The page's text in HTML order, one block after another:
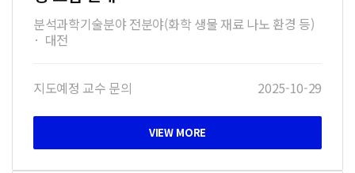
분석과학기술분야 전분야(화학 생물 재료 나노 환경 등)
· 대전
지도예정 교수 문의 2025-10-29